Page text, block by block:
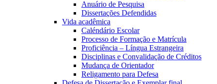
Anuário de Pesquisa
Dissertações Defendidas
Vida acadêmica
Caléndário Escolar
Processo de Formação e Matrícula
Proficiência – Língua Estrangeira
Disciplinas e Convalidação de Créditos
Mudança de Orientador
Religamento para Defesa